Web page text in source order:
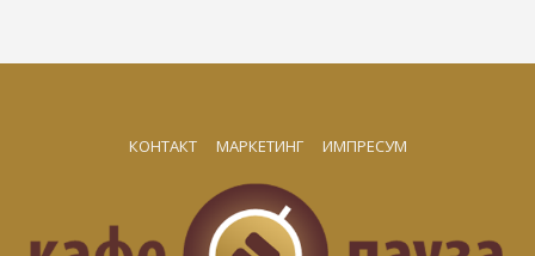
КОНТАКТ МАРКЕТИНГ ИМПРЕСУМ